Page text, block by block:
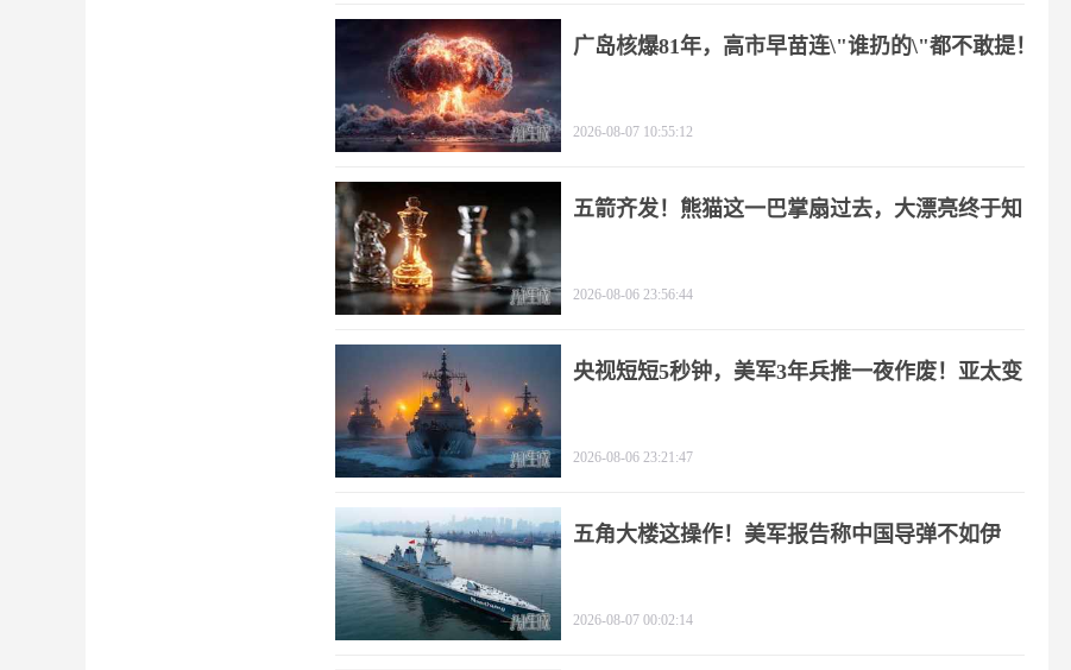
广岛核爆81年，高市早苗连\"谁扔的\"都不敢提！
2026-08-07 10:55:12
五箭齐发！熊猫这一巴掌扇过去，大漂亮终于知
2026-08-06 23:56:44
央视短短5秒钟，美军3年兵推一夜作废！亚太变
2026-08-06 23:21:47
五角大楼这操作！美军报告称中国导弹不如伊
2026-08-07 00:02:14